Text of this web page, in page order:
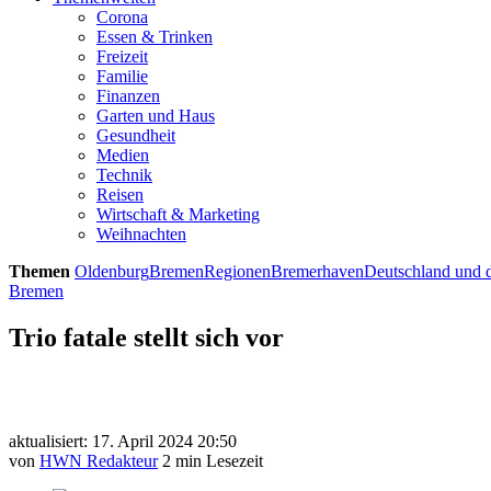
Corona
Essen & Trinken
Freizeit
Familie
Finanzen
Garten und Haus
Gesundheit
Medien
Technik
Reisen
Wirtschaft & Marketing
Weihnachten
Themen OldenburgBremenRegionenBremerhavenDeutschland und
Bremen
Trio fatale stellt sich vor
aktualisiert: 17. April 2024 20:50
von HWN Redakteur 2 min Lesezeit